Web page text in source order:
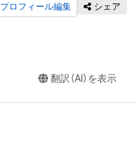
プロフィール編集 シェア
翻訳（AI）を表示